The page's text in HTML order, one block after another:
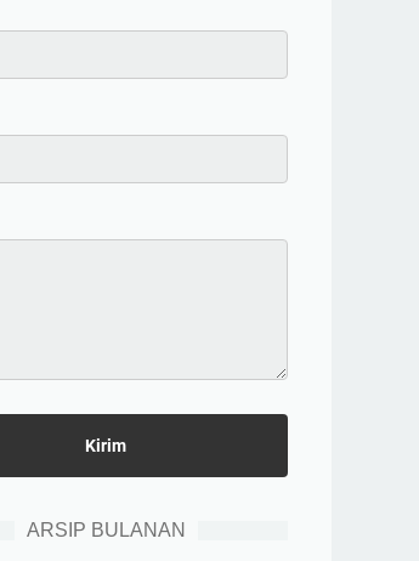
ARSIP BULANAN